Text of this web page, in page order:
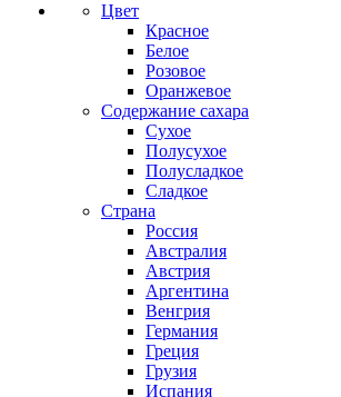
Цвет
Красное
Белое
Розовое
Оранжевое
Содержание сахара
Сухое
Полусухое
Полусладкое
Сладкое
Страна
Россия
Австралия
Австрия
Аргентина
Венгрия
Германия
Греция
Грузия
Испания